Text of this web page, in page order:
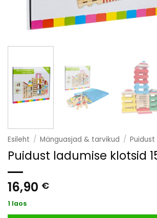
Esileht / Mänguasjad & tarvikud /
Puidust ladumise klotsid
16,90 €
1 laos